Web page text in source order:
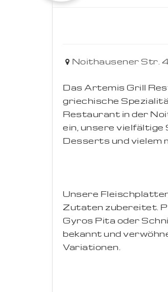
Noithausener Str.
Das Artemis Grill
griechische
Restaurant in der
ein, unsere vielfältige
Desserts und vielem
Unsere
Zutaten zubereitet.
Gyros Pita oder
bekannt und
Variationen.